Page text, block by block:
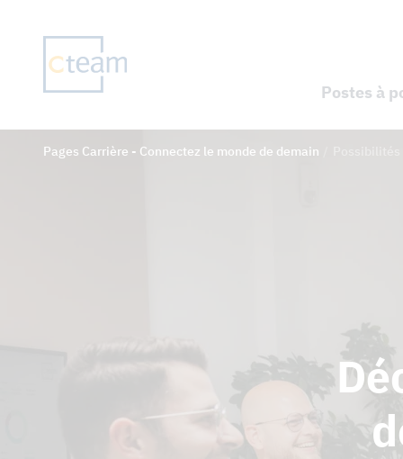
Postes à
Pages Carrière - Connectez le monde de demain